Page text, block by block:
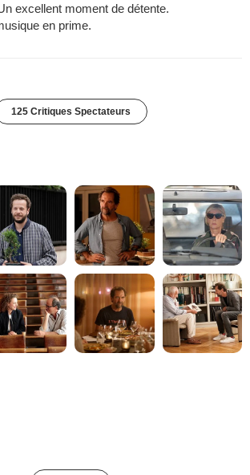
excellent moment de détente.
en prime.
125 Critiques Spectateurs